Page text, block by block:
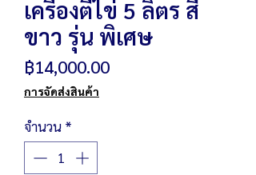
เครื่องตีไข่ 5 ลิตร สี
ขาว รุ่น พิเศษ
฿14,000.00ราคา
การจัดส่งสินค้า
จำนวน *